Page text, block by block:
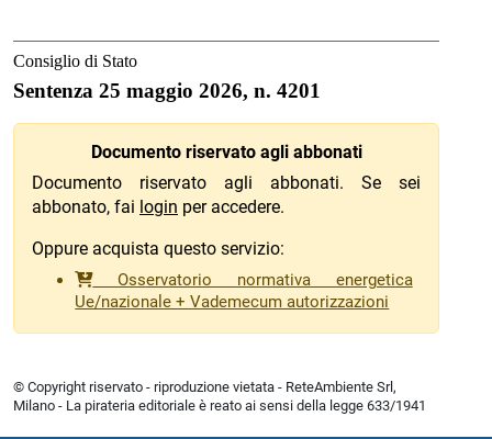
Consiglio di Stato
Sentenza 25 maggio 2026, n. 4201
Documento riservato agli abbonati
Documento riservato agli abbonati. Se sei
abbonato, fai login per accedere.
Oppure acquista questo servizio:
Osservatorio normativa energetica
Ue/nazionale + Vademecum autorizzazioni
© Copyright riservato - riproduzione vietata - ReteAmbiente Srl,
Milano - La pirateria editoriale è reato ai sensi della legge 633/1941